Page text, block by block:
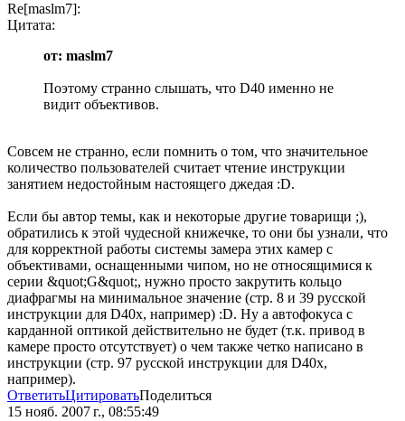
Re[maslm7]:
Цитата:
от: maslm7
Поэтому странно слышать, что D40 именно не
видит объективов.
Совсем не странно, если помнить о том, что значительное
количество пользователей считает чтение инструкции
занятием недостойным настоящего джедая :D.
Если бы автор темы, как и некоторые другие товарищи ;),
обратились к этой чудесной книжечке, то они бы узнали, что
для корректной работы системы замера этих камер с
объективами, оснащенными чипом, но не относящимися к
серии &quot;G&quot;, нужно просто закрутить кольцо
диафрагмы на минимальное значение (стр. 8 и 39 русской
инструкции для D40x, например) :D. Ну а автофокуса с
карданной оптикой действительно не будет (т.к. привод в
камере просто отсутствует) о чем также четко написано в
инструкции (стр. 97 русской инструкции для D40x,
например).
ОтветитьЦитироватьПоделиться
15 нояб. 2007 г., 08:55:49